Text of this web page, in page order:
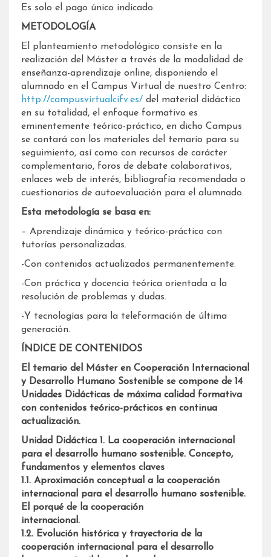
Es solo el pago único indicado.
METODOLOGÍA
El planteamiento metodológico consiste en la
realización del Máster a través de la modalidad de
enseñanza-aprendizaje online, disponiendo el
alumnado en el Campus Virtual de nuestro Centro:
http://campusvirtualcifv.es/ del material didáctico
en su totalidad, el enfoque formativo es
eminentemente teórico-práctico, en dicho Campus
se contará con los materiales del temario para su
seguimiento, así como con recursos de carácter
complementario, foros de debate colaborativos,
enlaces web de interés, bibliografía recomendada o
cuestionarios de autoevaluación para el alumnado.
Esta metodología se basa en:
– Aprendizaje dinámico y teórico-práctico con
tutorías personalizadas.
-Con contenidos actualizados permanentemente.
-Con práctica y docencia teórica orientada a la
resolución de problemas y dudas.
-Y tecnologías para la teleformación de última
generación.
ÍNDICE DE CONTENIDOS
El temario del Máster en Cooperación Internacional
y Desarrollo Humano Sostenible se compone de 14
Unidades Didácticas de máxima calidad formativa
con contenidos teórico-prácticos en continua
actualización.
Unidad Didáctica 1. La cooperación internacional
para el desarrollo humano sostenible. Concepto,
fundamentos y elementos claves
1.1. Aproximación conceptual a la cooperación
internacional para el desarrollo humano sostenible.
El porqué de la cooperación
internacional.
1.2. Evolución histórica y trayectoria de la
cooperación internacional para el desarrollo